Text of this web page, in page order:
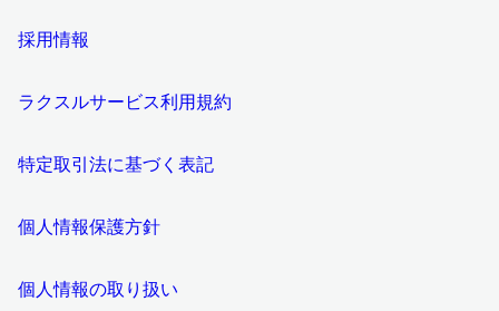
採用情報
ラクスルサービス利用規約
特定取引法に基づく表記
個人情報保護方針
個人情報の取り扱い